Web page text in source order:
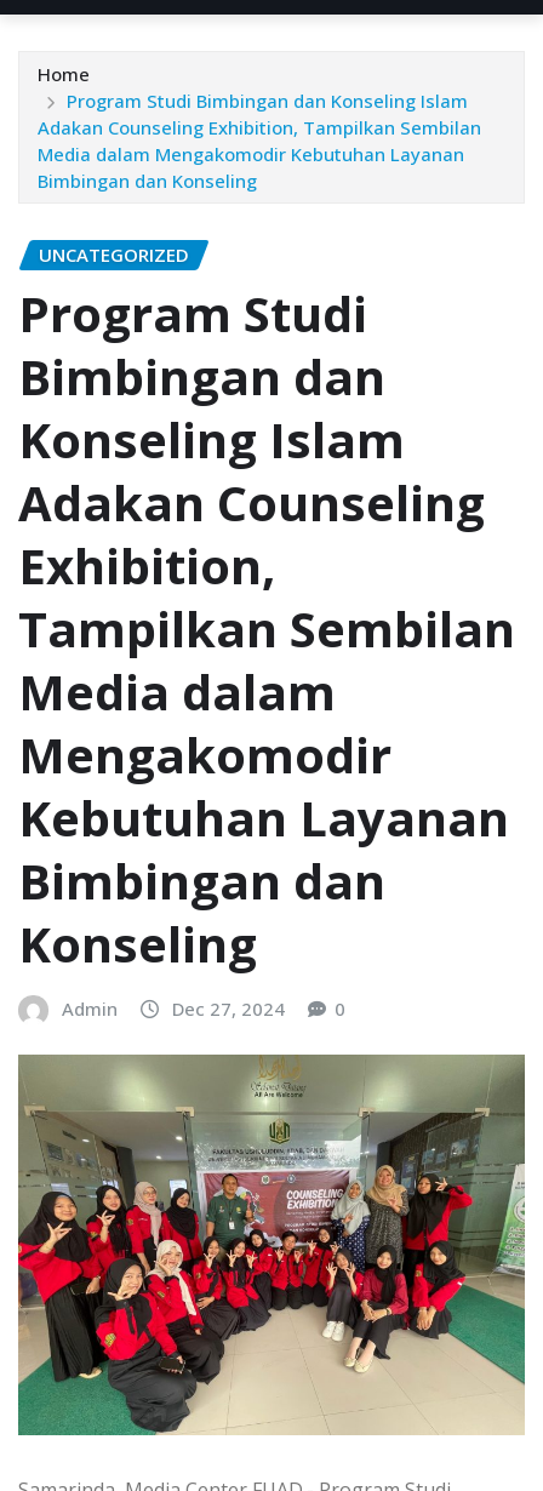
Home
Program Studi Bimbingan dan Konseling Islam
Adakan Counseling Exhibition, Tampilkan Sembilan
Media dalam Mengakomodir Kebutuhan Layanan
Bimbingan dan Konseling
UNCATEGORIZED
Program Studi
Bimbingan dan
Konseling Islam
Adakan Counseling
Exhibition,
Tampilkan Sembilan
Media dalam
Mengakomodir
Kebutuhan Layanan
Bimbingan dan
Konseling
Admin Dec 27, 2024 0